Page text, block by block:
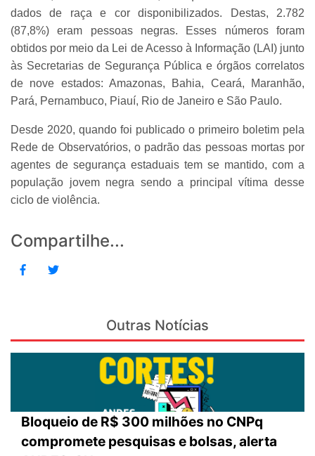
dados de raça e cor disponibilizados. Destas, 2.782
(87,8%) eram pessoas negras. Esses números foram
obtidos por meio da Lei de Acesso à Informação (LAI) junto
às Secretarias de Segurança Pública e órgãos correlatos
de nove estados: Amazonas, Bahia, Ceará, Maranhão,
Pará, Pernambuco, Piauí, Rio de Janeiro e São Paulo.
Desde 2020, quando foi publicado o primeiro boletim pela
Rede de Observatórios, o padrão das pessoas mortas por
agentes de segurança estaduais tem se mantido, com a
população jovem negra sendo a principal vítima desse
ciclo de violência.
Compartilhe...
Outras Notícias
Bloqueio de R$ 300 milhões no CNPq
compromete pesquisas e bolsas, alerta